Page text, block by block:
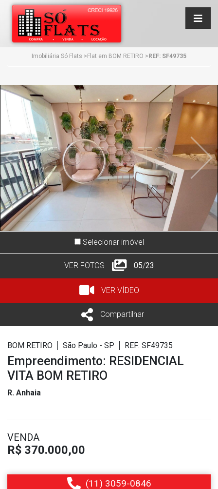
Imobiliária Só Flats >Flat em BOM RETIRO >REF: SF49735
Anterior
Selecionar imóvel
VER FOTOS 05/23
VER VÍDEO
Compartilhar
(11) 3059-0846
BOM RETIRO São Paulo - SP REF: SF49735
Empreendimento: RESIDENCIAL
VITA BOM RETIRO
R. Anhaia
VENDA
R$ 370.000,00